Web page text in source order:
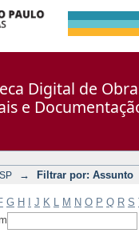
Digital de
e
→ Filtrar por: Assunto
G H J K M N O P Q R S